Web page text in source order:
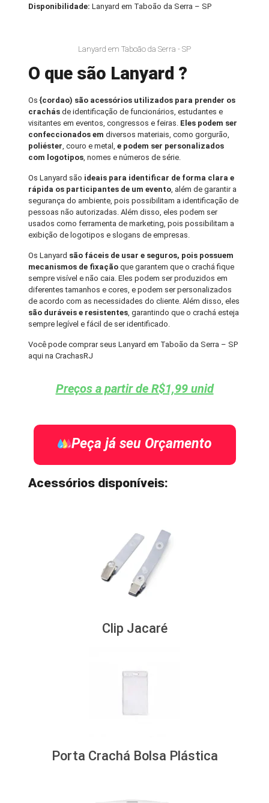
Disponibilidade:Lanyard em Taboão da Serra – SP
Lanyard em Taboão da Serra - SP
O que são Lanyard ?
Os {cordao) são acessórios utilizados para prender os
crachás de identificação de funcionários, estudantes e
visitantes em eventos, congressos e feiras. Eles podem ser
confeccionados emdiversos materiais, como gorgurão,
poliéster, couro e metal,e podem ser personalizados
com logotipos, nomes e números de série.
Os Lanyard são ideais para identificar de forma clara e
rápida os participantes de um evento, além de garantir a
segurança do ambiente, pois possibilitam a identificação de
pessoas não autorizadas. Além disso, eles podem ser
usados como ferramenta de marketing, pois possibilitam a
exibição de logotipos e slogans de empresas.
Os Lanyard são fáceis de usar e seguros, pois possuem
mecanismos de fixação que garantem que o crachá fique
sempre visível e não caia. Eles podem ser produzidos em
diferentes tamanhos e cores, e podem ser personalizados
de acordo com as necessidades do cliente. Além disso, eles
são duráveis e resistentes, garantindo que o crachá esteja
sempre legível e fácil de ser identificado.
Você pode comprar seus Lanyard em Taboão da Serra – SP
aqui na CrachasRJ
Preços a partir de R$1,99 unid
Peça já seu Orçamento
Acessórios disponíveis:
Clip Jacaré
Porta Crachá Bolsa Plástica